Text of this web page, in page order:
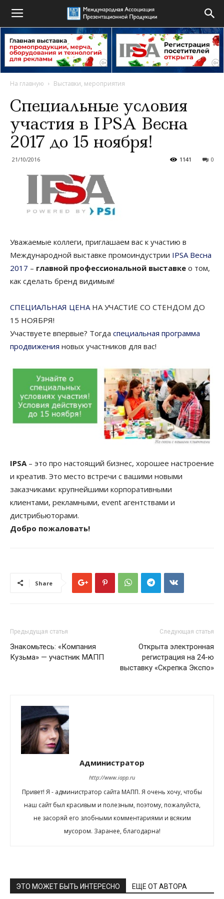
На главную Выставки, мероприятия
Специальные условия
участия в IPSA Весна
2017 до 15 ноября!
21/10/2016 0
1141
Уважаемые коллеги, приглашаем вас к участию в
Международной выставке промоиндустрии IPSA Весна
2017 – главной профессиональной выставке о том,
как сделать бренд видимым!
СПЕЦИАЛЬНАЯ ЦЕНАНА УЧАСТИЕ СО СТЕНДОМ ДО
15 НОЯБРЯ!
Участвуете впервые? Тогда специальная программа
продвижения новых участников для вас!
IPSA – это про настоящий бизнес, хорошее настроение
и креатив. Это место встречи с вашими новыми
заказчиками: крупнейшими корпоративными
клиентами, рекламными, event агентствами и
дистрибьюторами.
Добро пожаловать!
Share
Предыдущая статья
Знакомьтесь: «Компания
Кузьма» — участник МАПП
Следующая статья
Открыта электронная
регистрация на 24-ю
выставку «Скрепка Экспо»
Администратор
http://www.iapp.ru
Привет! Я - администратор сайта МАПП. Я очень хочу, чтобы
наш сайт был красивым и полезным, поэтому, пожалуйста,
не засоряй его злобными комментариями и всяким
мусором. Заранее, благодарна!
ЭТО МОЖЕТ БЫТЬ ИНТЕРЕСНО ЕЩЕ ОТ АВТОРА